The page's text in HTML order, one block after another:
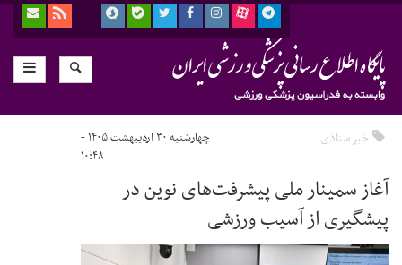
خبر ستادی
چهارشنبه ۳۰ اردیبهشت ۱۴۰۵ -
۱۰:۴۸
آغاز سمینار ملی پیشرفت‌های نوین در
پیشگیری از آسیب ورزشی